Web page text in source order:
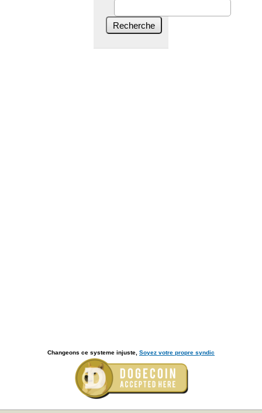
Changeons ce systeme injuste, Soyez votre propre syndic